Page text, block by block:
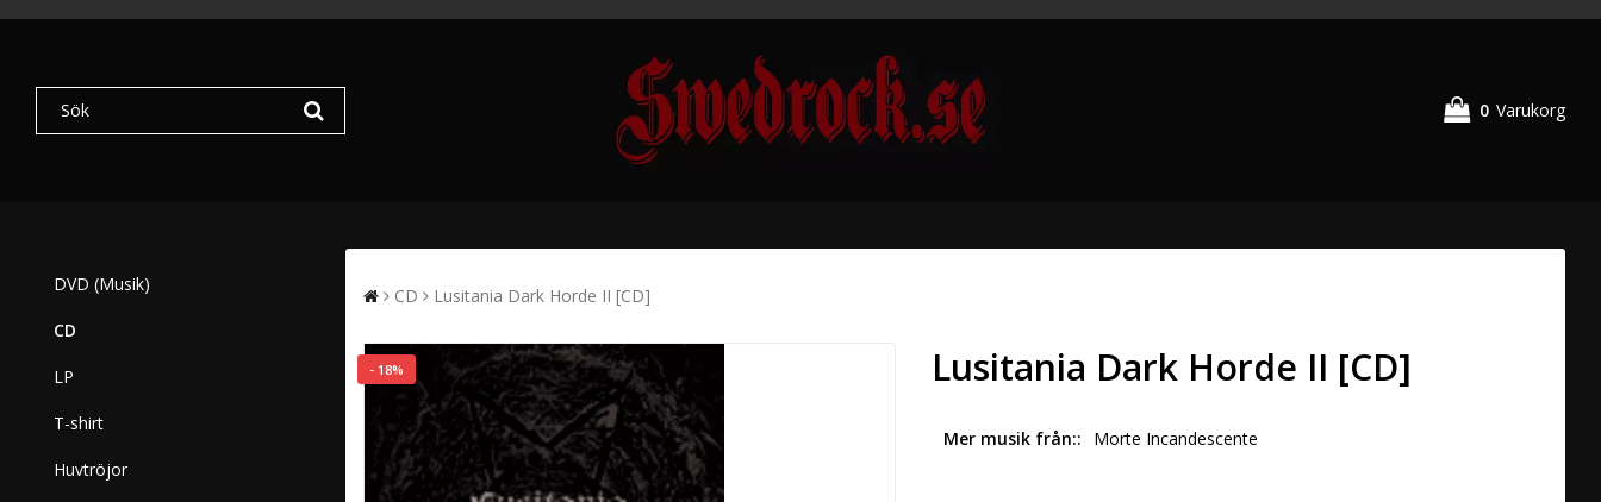
0 Varukorg
DVD (Musik)
CD
LP
T-shirt
Huvtröjor
CD Lusitania Dark Horde II [CD]
- 18% Lusitania Dark Horde II [CD]
Mer musik från: Morte Incandescente